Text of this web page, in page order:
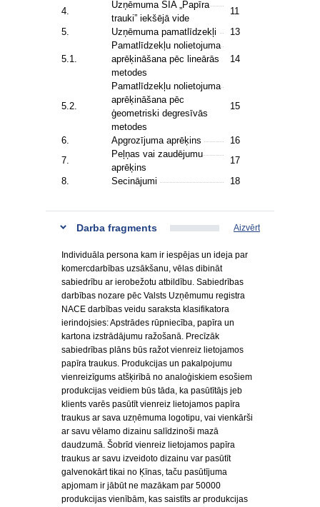
4.
Uzņēmuma SIA „Papīra
trauki” iekšējā vide
11
5.
Uzņēmuma pamatlīdzekļi 13
5.1.
Pamatlīdzekļu nolietojuma
aprēķināšana pēc lineārās
metodes
14
5.2.
Pamatlīdzekļu nolietojuma
aprēķināšana pēc
ģeometriski degresīvās
metodes
15
6. Apgrozījuma aprēķins
16
7.
Peļņas vai zaudējumu
aprēķins
17
8.
Secinājumi 18
Darba fragments Aizvērt
Individuāla persona kam ir iespējas un ideja par
komercdarbības uzsākšanu, vēlas dibināt
sabiedrību ar ierobežotu atbildību. Sabiedrības
darbības nozare pēc Valsts Uzņēmumu registra
NACE darbības veidu saraksta klasifikatora
ierindojsies: Apstrādes rūpniecība, papīra un
kartona izstrādājumu ražošanā. Precīzāk
sabiedrības plāns būs ražot vienreiz lietojamos
papīra traukus. Produkcijas un pakalpojumu
vienreizīgums atšķirībā no analoģiskiem esošiem
produkcijas veidiem būs tāda, ka pasūtītājs jeb
klients varēs pasūtīt vienreiz lietojamos papīra
traukus ar sava uzņēmuma logotipu, vai vienkārši
ar savu vēlamo dizainu salīdzinoši mazā
daudzumā. Šobrīd vienreiz lietojamos papīra
traukus ar savu izveidoto dizainu var pasūtīt
galvenokārt tikai no Ķīnas, taču pasūtījuma
apjomam ir jābūt ne mazākam par 50000
produkcijas vienībām, kas saistīts ar produkcijas